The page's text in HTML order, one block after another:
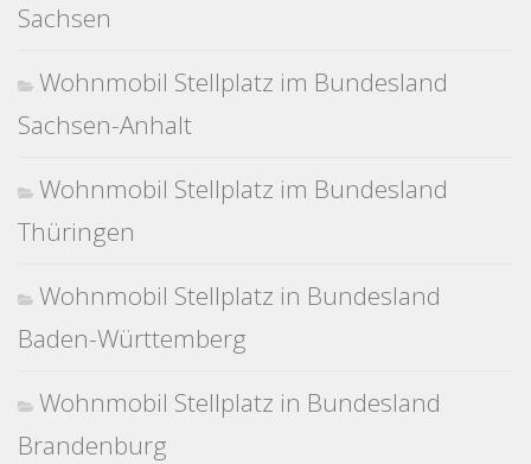
Sachsen
Wohnmobil Stellplatz im Bundesland
Sachsen-Anhalt
Wohnmobil Stellplatz im Bundesland
Thüringen
Wohnmobil Stellplatz in Bundesland
Baden-Württemberg
Wohnmobil Stellplatz in Bundesland
Brandenburg